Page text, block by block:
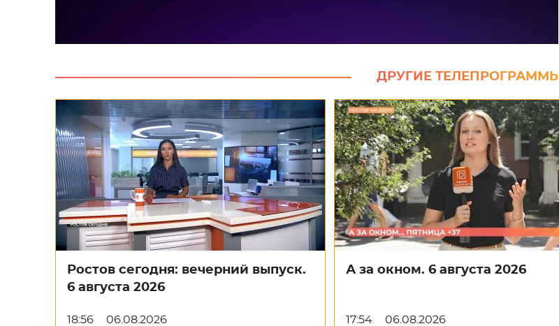
ДРУГИЕ ТЕЛЕПРОГРАММЫ
Ростов сегодня: вечерний выпуск.
6 августа 2026
18:56 06.08.2026
А за окном. 6 августа 2026
17:54 06.08.2026